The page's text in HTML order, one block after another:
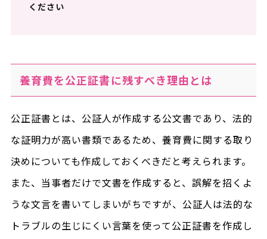
ください
養育費を公正証書に残すべき理由とは
公正証書とは、公証人が作成する公文書であり、法的
な証明力が高い書類であるため、養育費に関する取り
決めについても作成しておくべきだと考えられます。
また、当事者だけで文書を作成すると、誤解を招くよ
うな文言を書いてしまいがちですが、公証人は法的な
トラブルの生じにくい言葉を使って公正証書を作成し